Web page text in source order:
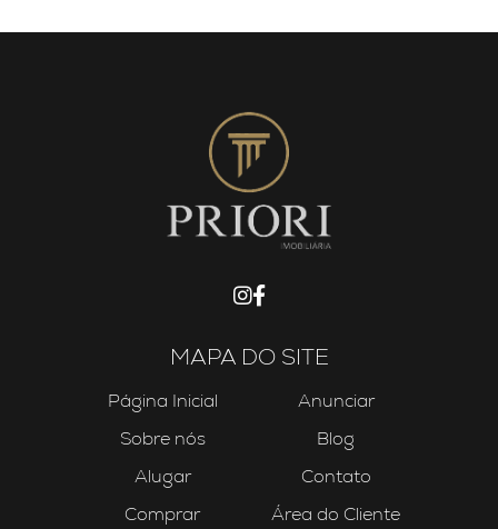
MAPA DO SITE
Página Inicial
Sobre nós
Alugar
Comprar
Anunciar
Blog
Contato
Área do Cliente